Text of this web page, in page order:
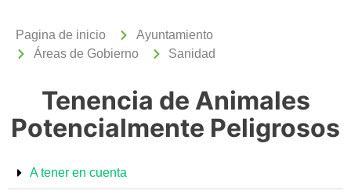
Pagina de inicio
Ayuntamiento
Áreas de Gobierno
Sanidad
Tenencia de Animales
Potencialmente Peligrosos
A tener en cuenta